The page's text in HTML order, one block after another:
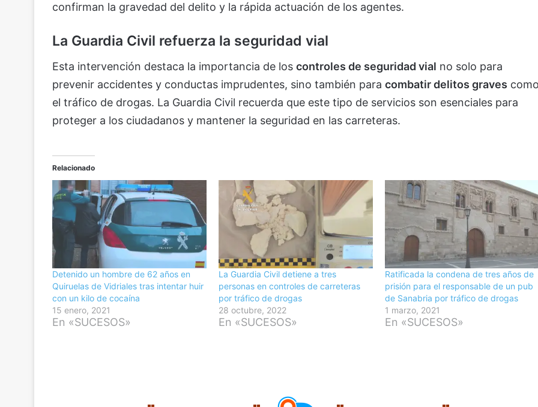
confirman la gravedad del delito y la rápida actuación de los agentes.
La Guardia Civil refuerza la seguridad vial
Esta intervención destaca la importancia de los controles de seguridad vial no solo para
prevenir accidentes y conductas imprudentes, sino también para combatir delitos graves
el tráfico de drogas. La Guardia Civil recuerda que este tipo de servicios son esenciales para
proteger a los ciudadanos y mantener la seguridad en las carreteras.
Relacionado
Detenido un hombre de 62 años en
Quiruelas de Vidriales tras intentar huir
con un kilo de cocaína
15 enero, 2021
En «SUCESOS»
La Guardia Civil detiene a tres
personas en controles de carreteras
por tráfico de drogas
28 octubre, 2022
En «SUCESOS»
Ratificada la condena de tres años de
prisión para el responsable de un pub
de Sanabria por tráfico de drogas
1 marzo, 2021
En «SUCESOS»